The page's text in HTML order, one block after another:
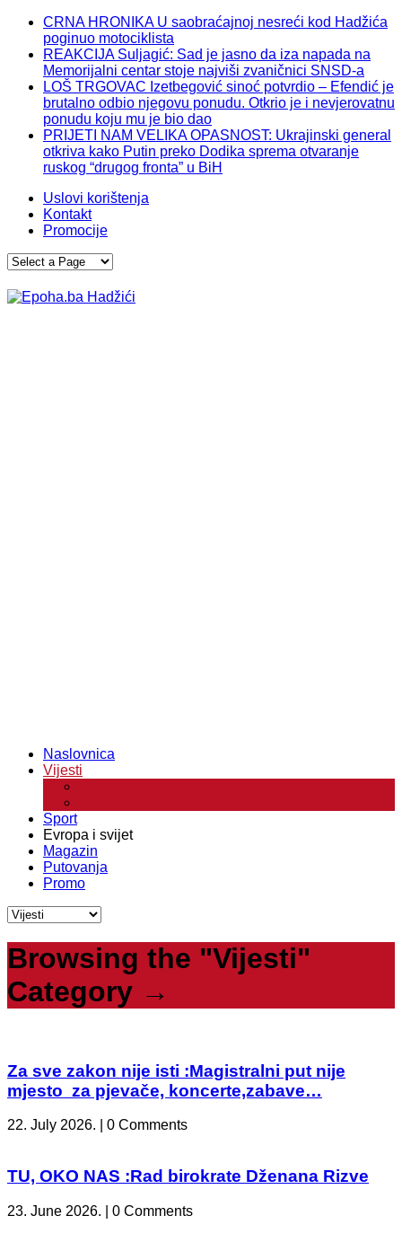
CRNA HRONIKA U saobraćajnoj nesreći kod Hadžića
poginuo motociklista
REAKCIJA Suljagić: Sad je jasno da iza napada na
Memorijalni centar stoje najviši zvaničnici SNSD-a
LOŠ TRGOVAC Izetbegović sinoć potvrdio – Efendić je
brutalno odbio njegovu ponudu. Otkrio je i nevjerovatnu
ponudu koju mu je bio dao
PRIJETI NAM VELIKA OPASNOST: Ukrajinski general
otkriva kako Putin preko Dodika sprema otvaranje
ruskog “drugog fronta” u BiH
Uslovi korištenja
Kontakt
Promocije
Naslovnica
Vijesti
Sport
Evropa i svijet
Magazin
Putovanja
Promo
Browsing the "Vijesti"
Category →
Za sve zakon nije isti :Magistralni put nije
mjesto za pjevače, koncerte,zabave…
22. July 2026. | 0 Comments
TU, OKO NAS :Rad birokrate Dženana Rizve
23. June 2026. | 0 Comments